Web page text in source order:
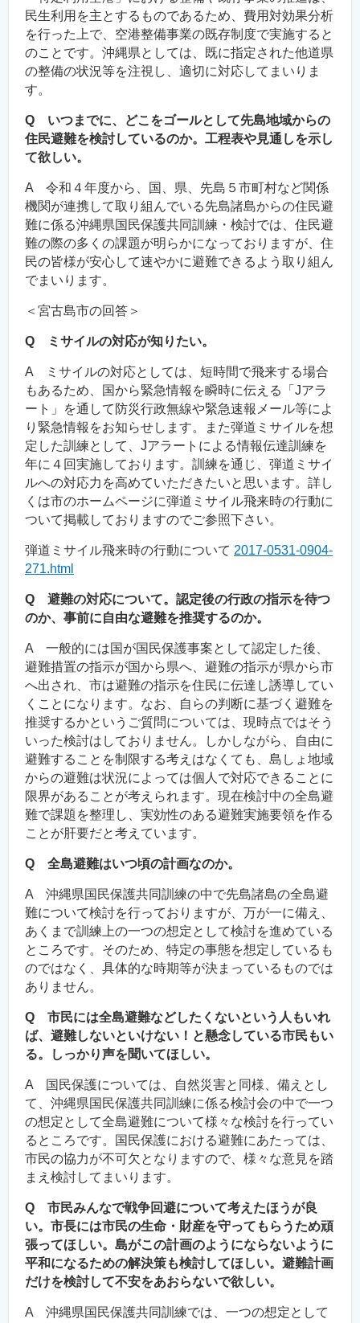
民生利用を主とするものであるため、費用対効果分析
を行った上で、空港整備事業の既存制度で実施すると
のことです。沖縄県としては、既に指定された他道県
の整備の状況等を注視し、適切に対応してまいりま
す。
Q いつまでに、どこをゴールとして先島地域からの
住民避難を検討しているのか。工程表や見通しを示し
て欲しい。
A 令和４年度から、国、県、先島５市町村など関係
機関が連携して取り組んでいる先島諸島からの住民避
難に係る沖縄県国民保護共同訓練・検討では、住民避
難の際の多くの課題が明らかになっておりますが、住
民の皆様が安心して速やかに避難できるよう取り組ん
でまいります。
＜宮古島市の回答＞
Q ミサイルの対応が知りたい。
A ミサイルの対応としては、短時間で飛来する場合
もあるため、国から緊急情報を瞬時に伝える「Jアラ
ート」を通して防災行政無線や緊急速報メール等によ
り緊急情報をお知らせします。また弾道ミサイルを想
定した訓練として、Jアラートによる情報伝達訓練を
年に４回実施しております。訓練を通じ、弾道ミサイ
ルへの対応力を高めていただきたいと思います。詳し
くは市のホームページに弾道ミサイル飛来時の行動に
ついて掲載しておりますのでご参照下さい。
弾道ミサイル飛来時の行動について 2017-0531-0904-
271.html
Q 避難の対応について。認定後の行政の指示を待つ
のか、事前に自由な避難を推奨するのか。
A 一般的には国が国民保護事案として認定した後、
避難措置の指示が国から県へ、避難の指示が県から市
へ出され、市は避難の指示を住民に伝達し誘導してい
くことになります。なお、自らの判断に基づく避難を
推奨するかというご質問については、現時点ではそう
いった検討はしておりません。しかしながら、自由に
避難することを制限する考えはなくても、島しょ地域
からの避難は状況によっては個人で対応できることに
限界があることが考えられます。現在検討中の全島避
難で課題を整理し、実効性のある避難実施要領を作る
ことが肝要だと考えています。
Q 全島避難はいつ頃の計画なのか。
A 沖縄県国民保護共同訓練の中で先島諸島の全島避
難について検討を行っておりますが、万が一に備え、
あくまで訓練上の一つの想定として検討を進めている
ところです。そのため、特定の事態を想定しているも
のではなく、具体的な時期等が決まっているものでは
ありません。
Q 市民には全島避難などしたくないという人もいれ
ば、避難しないといけない！と懸念している市民もい
る。しっかり声を聞いてほしい。
A 国民保護については、自然災害と同様、備えとし
て、沖縄県国民保護共同訓練に係る検討会の中で一つ
の想定として全島避難について様々な検討を行ってい
るところです。国民保護における避難にあたっては、
市民の協力が不可欠となりますので、様々な意見を踏
まえ検討してまいります。
Q 市民みんなで戦争回避について考えたほうが良
い。市長には市民の生命・財産を守ってもらうため頑
張ってほしい。島がこの計画のようにならないように
平和になるための解決策も検討してほしい。避難計画
だけを検討して不安をあおらないで欲しい。
A 沖縄県国民保護共同訓練では、一つの想定として